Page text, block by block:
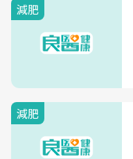
減肥
減肥